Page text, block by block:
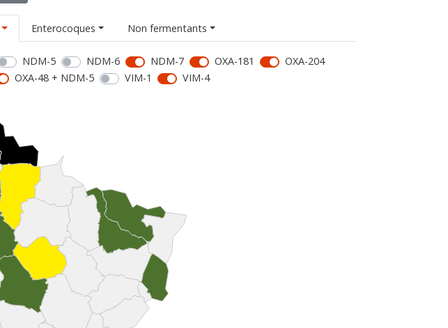
Enterocoques Non fermentants
NDM-5 NDM-6 NDM-7 OXA-181
OXA-204
OXA-48 + NDM-5 VIM-1 VIM-4